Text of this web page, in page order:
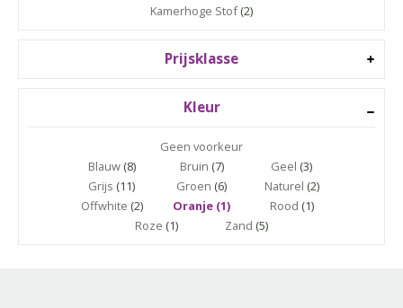
Kamerhoge Stof(2)
Prijsklasse
Kleur
Geen voorkeur
Blauw(8) Bruin (7) Geel (3)
Grijs (11) Groen (6) Naturel (2)
Offwhite (2) Oranje (1) Rood (1)
Roze (1) Zand (5)